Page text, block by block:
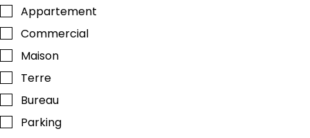
Appartement
Commercial
Maison
Terre
Bureau
Parking